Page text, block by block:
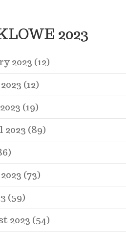
2023
2023 (12)
(12)
(19)
(89)
(73)
(59)
2023 (54)